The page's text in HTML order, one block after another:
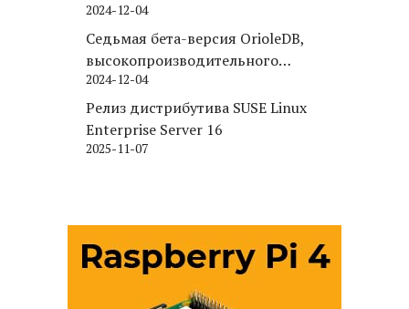
2024-12-04
Седьмая бета-версия OrioleDB,
высокопроизводительного
движка хранения для PostgreSQL
2024-12-04
Релиз дистрибутива SUSE Linux
Enterprise Server 16
2025-11-07